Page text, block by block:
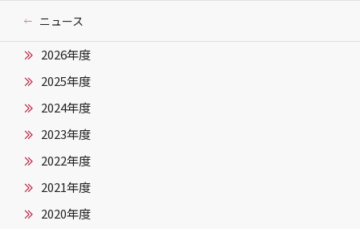
ニュース
2026年度
2025年度
2024年度
2023年度
2022年度
2021年度
2020年度